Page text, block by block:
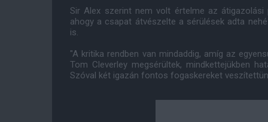
Sir Alex szerint nem volt értelme az átigazolási
ahogy a csapat átvészelte a sérülések adta
is.
"A kritika rendben van mindaddig, amíg az
Tom Cleverley megsérültek, mindkettejükben
Szóval két igazán fontos fogaskereket